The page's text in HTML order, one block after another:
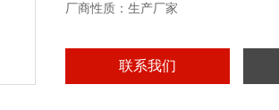
厂商性质：生产厂家
联系我们